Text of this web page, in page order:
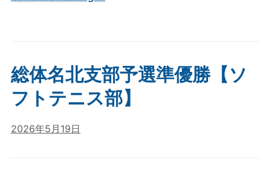
総体名北支部予選準優勝【ソ
フトテニス部】
2026年5月19日